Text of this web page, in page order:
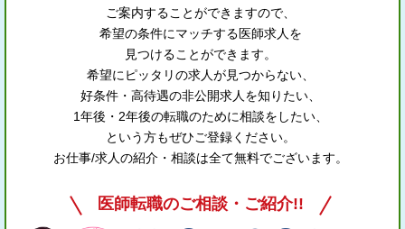
ご案内することができますので、
希望の条件にマッチする医師求人を
見つけることができます。
希望にピッタリの求人が見つからない、
好条件・高待遇の非公開求人を知りたい、
1年後・2年後の転職のために相談をしたい、
という方もぜひご登録ください。
お仕事/求人の紹介・相談は全て無料でございます。
医師転職のご相談・ご紹介!!